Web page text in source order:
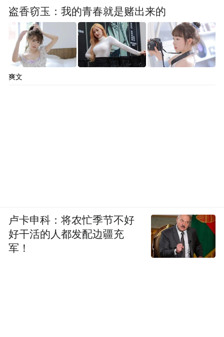
盗香窃玉：我的青春就是赌出来的
爽文
卢卡申科：将农忙季节不好
好干活的人都发配边疆充
军！